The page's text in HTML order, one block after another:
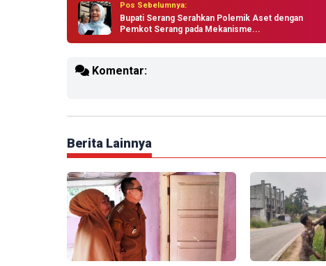
Pos Sebelumnya:
Bupati Serang Serahkan Polemik Aset dengan
Pemkot Serang pada Mekanisme...
Komentar:
Berita Lainnya